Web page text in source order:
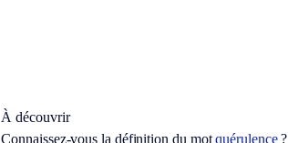
À découvrir
Connaissez-vous la définition du motquérulence?